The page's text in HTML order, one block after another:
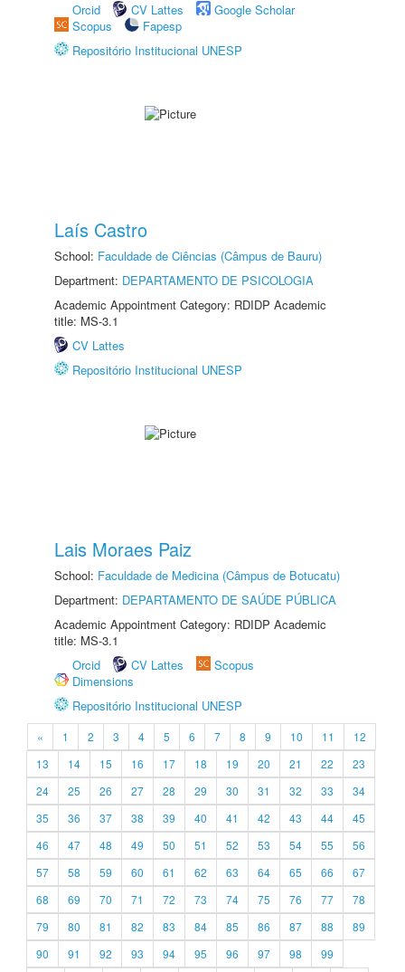
Orcid
CV Lattes
Google Scholar
Scopus
Fapesp
Repositório Institucional UNESP
Laís Castro
School: Faculdade de Ciências (Câmpus de Bauru)
Department: DEPARTAMENTO DE PSICOLOGIA
Academic Appointment Category: RDIDP Academic
title: MS-3.1
CV Lattes
Repositório Institucional UNESP
Lais Moraes Paiz
School: Faculdade de Medicina (Câmpus de Botucatu)
Department: DEPARTAMENTO DE SAÚDE PÚBLICA
Academic Appointment Category: RDIDP Academic
title: MS-3.1
Orcid
CV Lattes
Scopus
Dimensions
Repositório Institucional UNESP
« 1 2 3 4 5 6 7 8 9 10 11
12
13
14 15 16 17 18 19 20 21 22
23
24
25 26 27 28 29 30 31 32 33
34
35
36 37 38 39 40 41 42 43 44
45
46
47 48 49 50 51 52 53 54 55
56
57
58 59 60 61 62 63 64 65 66
67
68
69 70 71 72 73 74 75 76 77
78
79
80 81 82 83 84 85 86 87 88
89
90
91 92 93 94 95 96 97 98
99